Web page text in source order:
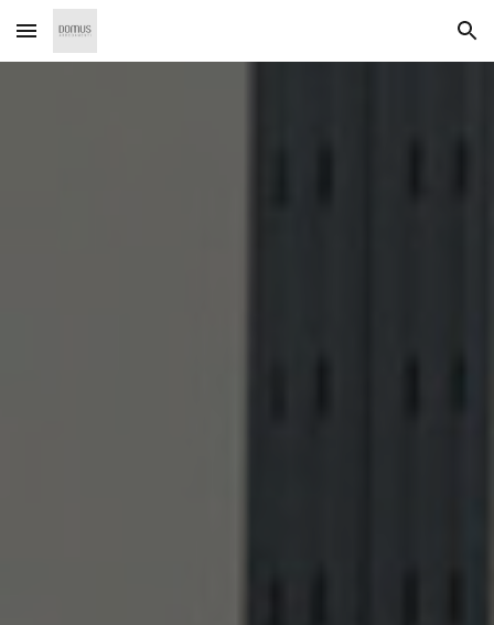
Skip to main content Skip to navigation